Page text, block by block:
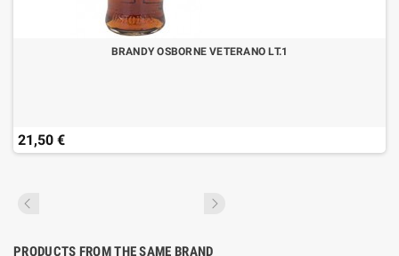
BRANDY OSBORNE VETERANO LT.1
21,50 €
PRODUCTS FROM THE SAME BRAND